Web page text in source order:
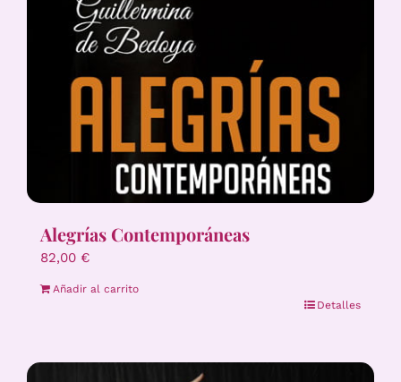
Alegrías Contemporáneas
82,00 €
Añadir al carrito
Detalles